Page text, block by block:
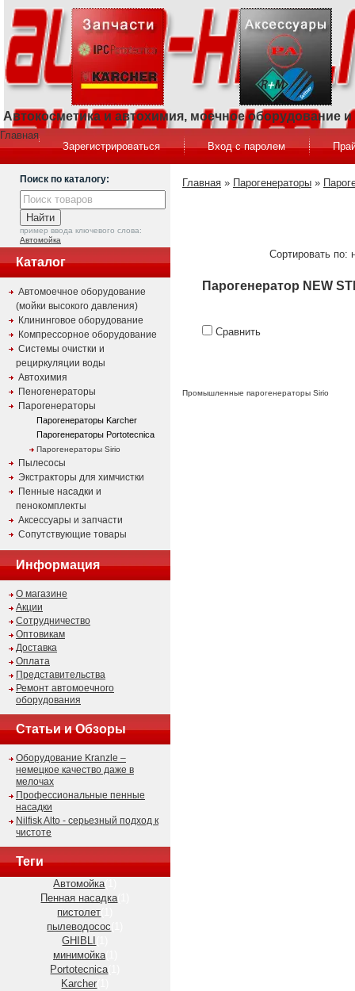
Автокосметика и автохимия, моечное оборудование
Главная
Зарегистрироваться
Вход с паролем
Поиск по каталогу:
пример ввода ключевого слова:
Автомойка
Каталог
Автомоечное оборудование
(мойки высокого давления)
Клининговое оборудование
Компрессорное оборудование
Системы очистки и
рециркуляции воды
Автохимия
Пеногенераторы
Парогенераторы
Парогенераторы Karcher
Парогенераторы Portotecnica
Парогенераторы Sirio
Пылесосы
Экстракторы для химчистки
Пенные насадки и
пенокомплекты
Аксессуары и запчасти
Сопутствующие товары
Информация
О магазине
Акции
Сотрудничество
Оптовикам
Доставка
Оплата
Представительства
Ремонт автомоечного
оборудования
Статьи и Обзоры
Оборудование Kranzle –
немецкое качество даже в
мелочах
Профессиональные пенные
насадки
Nilfisk Alto - серьезный подход к
чистоте
Теги
Автомойка(1)
Пенная насадка(1)
пистолет
пылеводосос
GHIBLI
минимойка(1)
Portotecnica(1)
Karcher
Главная » Парогенераторы »
Сортировать по:
Парогенератор NEW
Сравнить
Промышленные парогенераторы Sirio